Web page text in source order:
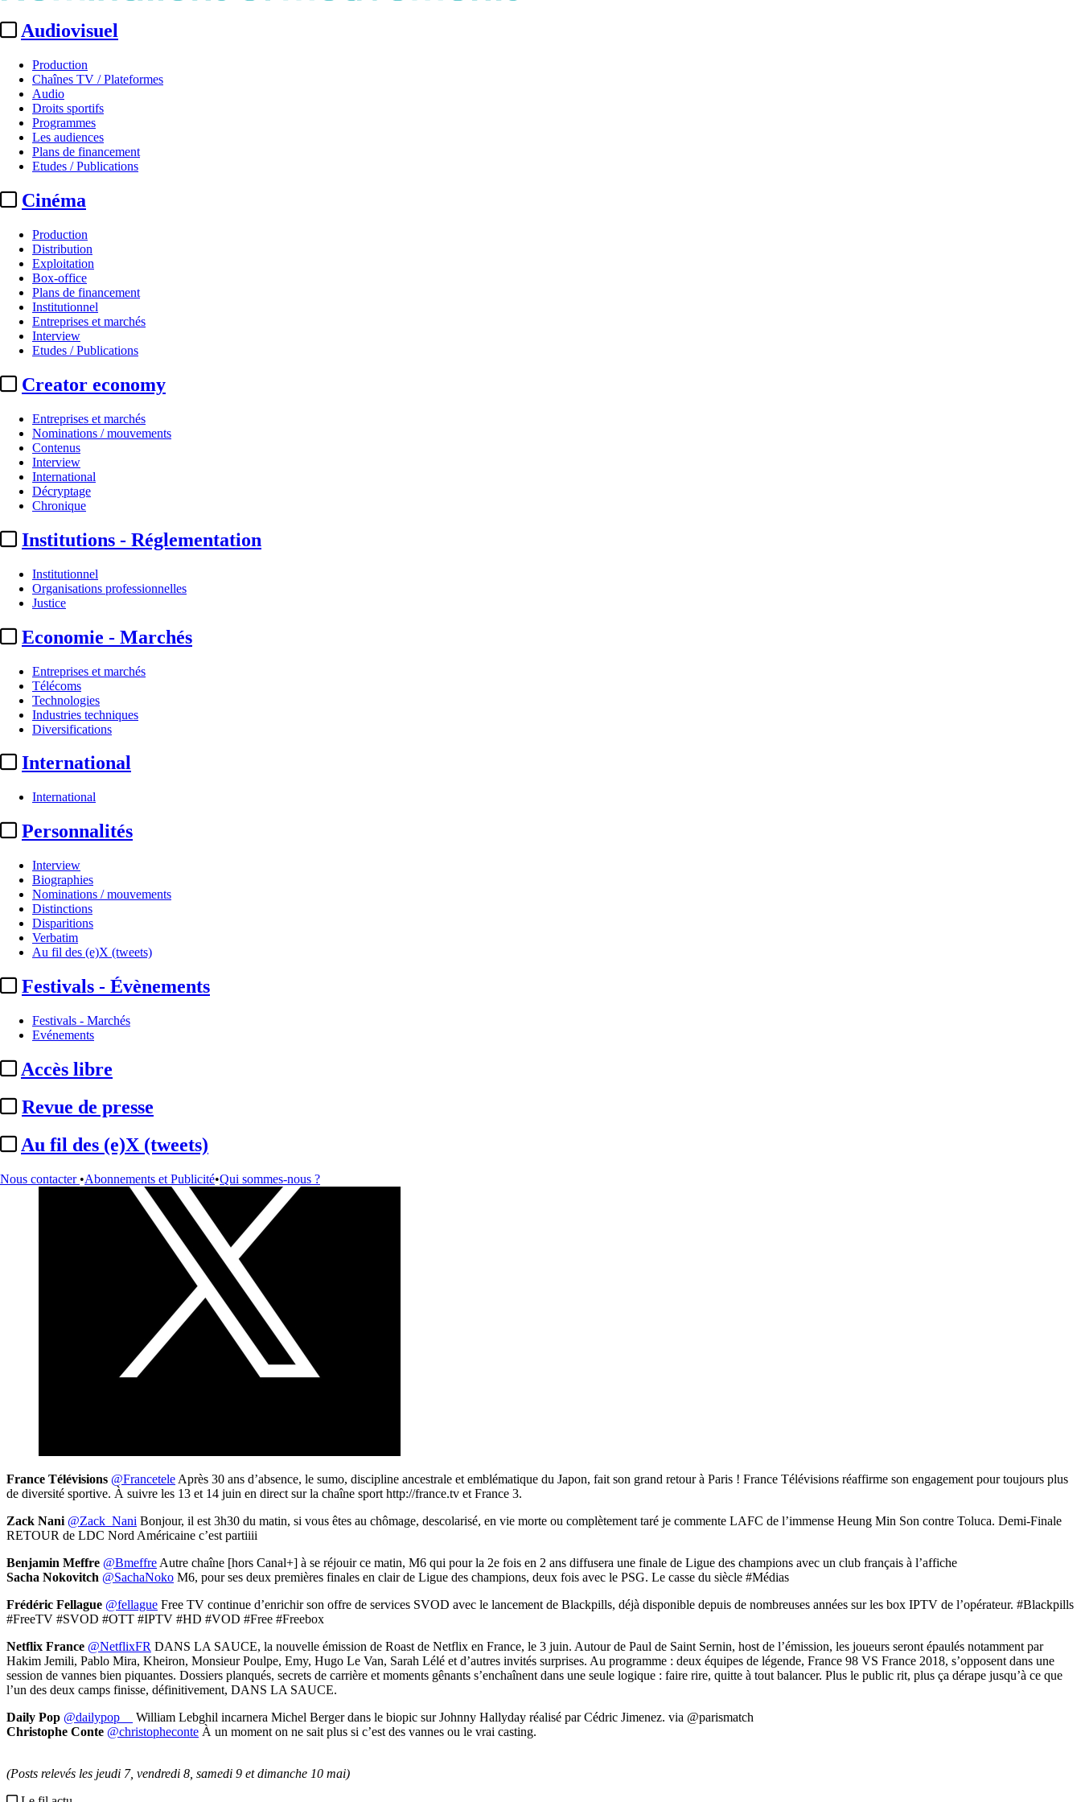
Audiovisuel
Production
Chaînes TV / Plateformes
Audio
Droits sportifs
Programmes
Les audiences
Plans de financement
Etudes / Publications
Cinéma
Production
Distribution
Exploitation
Box-office
Plans de financement
Institutionnel
Entreprises et marchés
Interview
Etudes / Publications
Creator economy
Entreprises et marchés
Nominations / mouvements
Contenus
Interview
International
Décryptage
Chronique
Institutions - Réglementation
Institutionnel
Organisations professionnelles
Justice
Economie - Marchés
Entreprises et marchés
Télécoms
Technologies
Industries techniques
Diversifications
International
International
Personnalités
Interview
Biographies
Nominations / mouvements
Distinctions
Disparitions
Verbatim
Au fil des (e)X (tweets)
Festivals - Évènements
Festivals - Marchés
Evénements
Accès libre
Revue de presse
Au fil des (e)X (tweets)
Nous contacter •Abonnements et Publicité•Qui sommes-nous ?
Au fil des (e)X (tweets) :
Translate
Actualité n° 347821
|Publié le 10 mai 2026 23:00
France Télévisions @Francetele Après 30 ans d’absence, le sumo, discipline ancestrale et emblématique du Japon, fait son grand retour à Paris ! France Télévisions réaffirme son engagement pour toujours plus
de diversité sportive. À suivre les 13 et 14 juin en direct sur la chaîne sport http://france.tv et France 3.
Zack Nani @Zack_Nani Bonjour, il est 3h30 du matin, si vous êtes au chômage, descolarisé, en vie morte ou complètement taré je commente LAFC de l’immense Heung Min Son contre Toluca. Demi-Finale
RETOUR de LDC Nord Américaine c’est partiiii
Benjamin Meffre @Bmeffre Autre chaîne [hors Canal+] à se réjouir ce matin, M6 qui pour la 2e fois en 2 ans diffusera une finale de Ligue des champions avec un club français à l’affiche
Sacha Nokovitch @SachaNoko M6, pour ses deux premières finales en clair de Ligue des champions, deux fois avec le PSG. Le casse du siècle #Médias
Frédéric Fellague @fellague Free TV continue d’enrichir son offre de services SVOD avec le lancement de Blackpills, déjà disponible depuis de nombreuses années sur les box IPTV de l’opérateur. #Blackpills
#FreeTV #SVOD #OTT #IPTV #HD #VOD #Free #Freebox
Netflix France @NetflixFR DANS LA SAUCE, la nouvelle émission de Roast de Netflix en France, le 3 juin. Autour de Paul de Saint Sernin, host de l’émission, les joueurs seront épaulés notamment par
Hakim Jemili, Pablo Mira, Kheiron, Monsieur Poulpe, Emy, Hugo Le Van, Sarah Lélé et d’autres invités surprises. Au programme : deux équipes de légende, France 98 VS France 2018, s’opposent dans une
session de vannes bien piquantes. Dossiers planqués, secrets de carrière et moments gênants s’enchaînent dans une seule logique : faire rire, quitte à tout balancer. Plus le public rit, plus ça dérape jusqu’à ce que
l’un des deux camps finisse, définitivement, DANS LA SAUCE.
Daily Pop @dailypop__
William Lebghil incarnera Michel Berger dans le biopic sur Johnny Hallyday réalisé par Cédric Jimenez. via @parismatch
Christophe Conte @christopheconte À un moment on ne sait plus si c’est des vannes ou le vrai casting.
(Posts relevés les jeudi 7, vendredi 8, samedi 9 et dimanche 10 mai)